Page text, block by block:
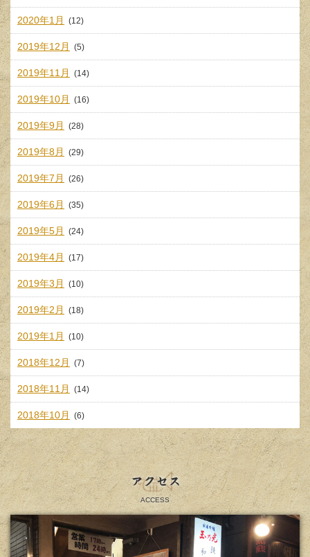
2020年1月 (12)
2019年12月 (5)
2019年11月 (14)
2019年10月 (16)
2019年9月 (28)
2019年8月 (29)
2019年7月 (26)
2019年6月 (35)
2019年5月 (24)
2019年4月 (17)
2019年3月 (10)
2019年2月 (18)
2019年1月 (10)
2018年12月 (7)
2018年11月 (14)
2018年10月 (6)
アクセス
ACCESS